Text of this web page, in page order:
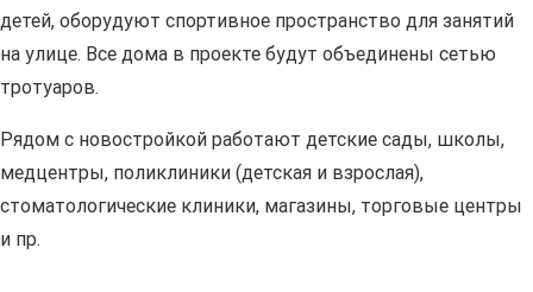
детей, оборудуют спортивное пространство для занятий
на улице. Все дома в проекте будут объединены сетью
тротуаров.
Рядом с новостройкой работают детские сады, школы,
медцентры, поликлиники (детская и взрослая),
стоматологические клиники, магазины, торговые центры
и пр.